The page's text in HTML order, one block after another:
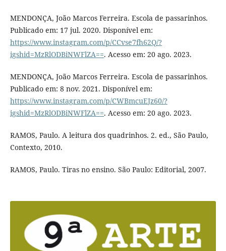
MENDONÇA, João Marcos Ferreira. Escola de passarinhos.
Publicado em: 17 jul. 2020. Disponível em:
https://www.instagram.com/p/CCvse7fh62Q/?
igshid=MzRlODBiNWFlZA==. Acesso em: 20 ago. 2023.
MENDONÇA, João Marcos Ferreira. Escola de passarinhos.
Publicado em: 8 nov. 2021. Disponível em:
https://www.instagram.com/p/CWBmcuEJz60/?
igshid=MzRlODBiNWFlZA==. Acesso em: 20 ago. 2023.
RAMOS, Paulo. A leitura dos quadrinhos. 2. ed., São Paulo,
Contexto, 2010.
RAMOS, Paulo. Tiras no ensino. São Paulo: Editorial, 2007.